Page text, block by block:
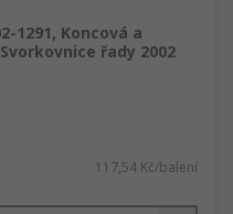
1291, Koncová a
řady 2002
117,54 Kč/balení